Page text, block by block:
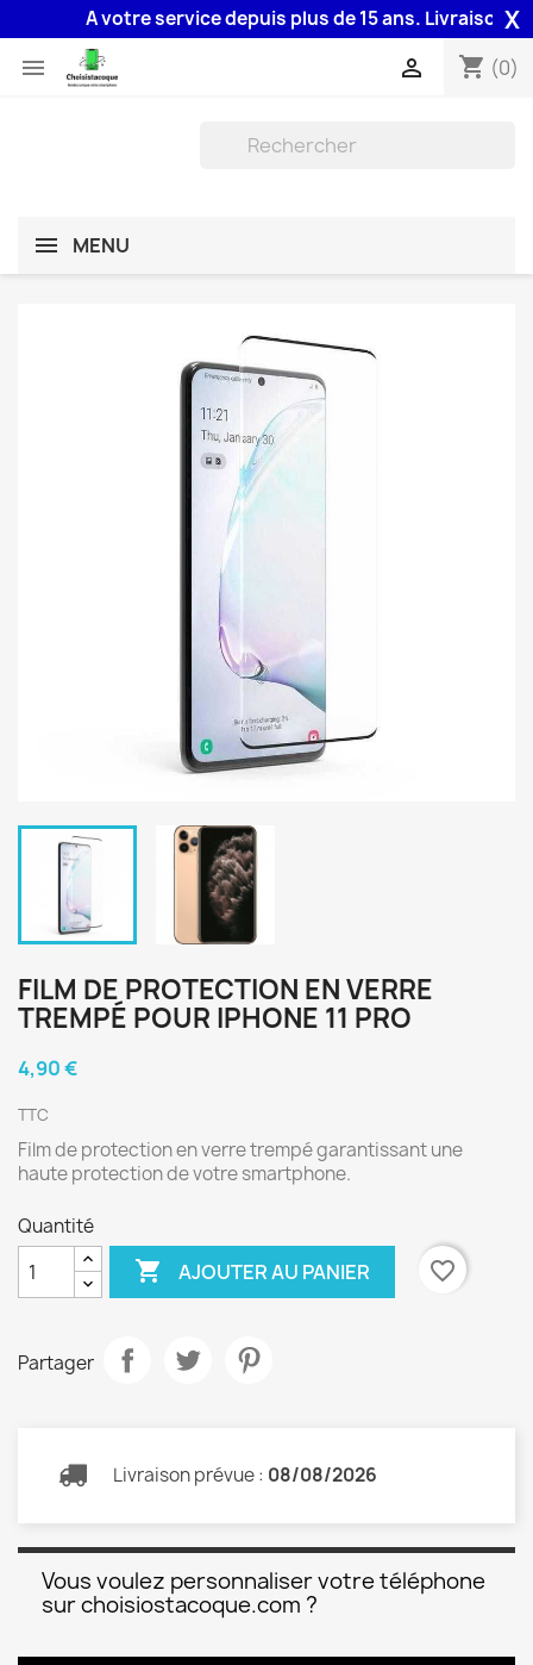
A votre service depuis plus de 15 ans. Livraison 48H
X
 shopping_cart (0)

MENU
FILM DE PROTECTION EN VERRE
TREMPÉ POUR IPHONE 11 PRO
4,90 €
TTC
Film de protection en verre trempé garantissant une
haute protection de votre smartphone.
Quantité
 AJOUTER AU PANIER favorite_border
Partager
Livraison prévue : 08/08/2026
Vous voulez personnaliser votre téléphone
sur choisiostacoque.com ?